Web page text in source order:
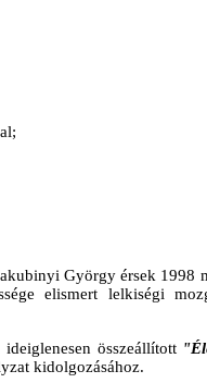
György érsek 1998
elismert lelkiségi
összeállított
kidolgozásához.